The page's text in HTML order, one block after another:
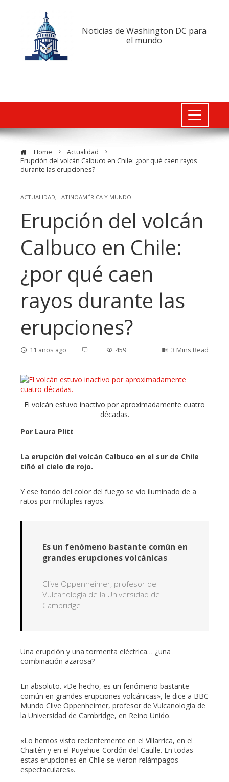
Noticias de Washington DC para
el mundo
Home
Actualidad
Erupción del volcán Calbuco en Chile: ¿por qué caen rayos
durante las erupciones?
ACTUALIDAD, LATINOAMÉRICA Y MUNDO
Erupción del volcán
Calbuco en Chile:
¿por qué caen
rayos durante las
erupciones?
11 años ago 459 3 Mins Read
El volcán estuvo inactivo por aproximadamente cuatro
décadas.
Por Laura Plitt
La erupción del volcán Calbuco en el sur de Chile
tiñó el cielo de rojo.
Y ese fondo del color del fuego se vio iluminado de a
ratos por múltiples rayos.
Es un fenómeno bastante común en
grandes erupciones volcánicas
Clive Oppenheimer, profesor de
Vulcanología de la Universidad de
Cambridge
Una erupción y una tormenta eléctrica… ¿una
combinación azarosa?
En absoluto. «De hecho, es un fenómeno bastante
común en grandes erupciones volcánicas», le dice a BBC
Mundo Clive Oppenheimer, profesor de Vulcanología de
la Universidad de Cambridge, en Reino Unido.
«Lo hemos visto recientemente en el Villarrica, en el
Chaitén y en el Puyehue-Cordón del Caulle. En todas
estas erupciones en Chile se vieron relámpagos
espectaculares».